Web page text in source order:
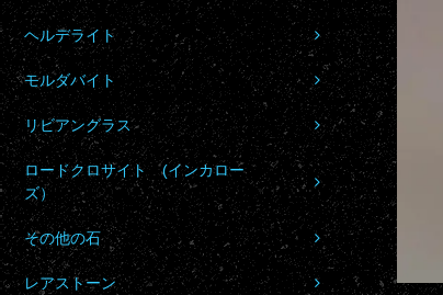
ヘルデライト
モルダバイト
リビアングラス
ロードクロサイト (インカロー
ズ）
その他の石
レアストーン